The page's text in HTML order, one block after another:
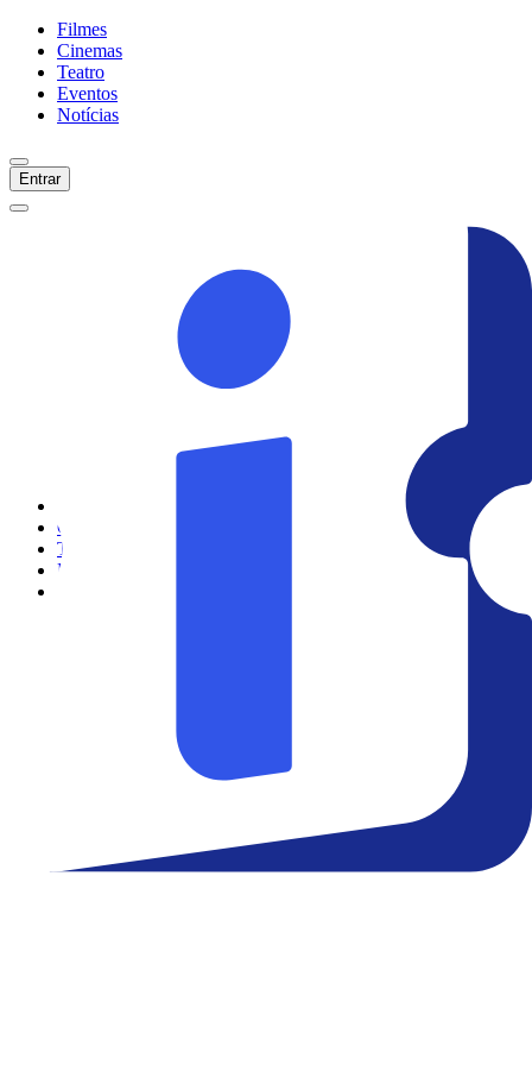
Filmes
Cinemas
Teatro
Eventos
Notícias
Entrar
Cinemas
Teatro
Eventos